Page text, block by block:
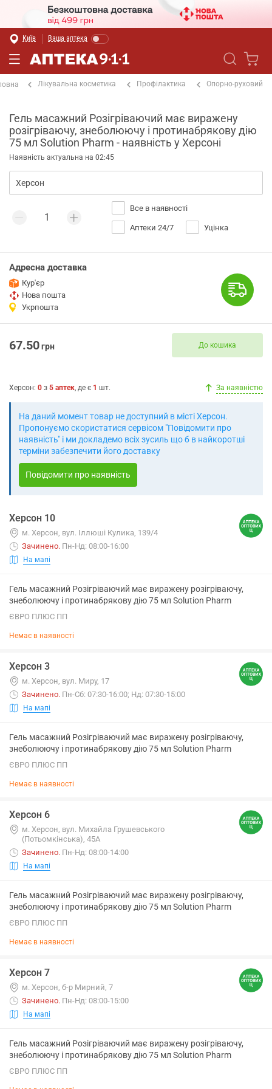
Київ Ваша аптека
Лікувальна косметика Профілактика Опорно-руховий
Гель масажний Розігріваючий має виражену
розігріваючу, знеболюючу і протинабрякову дію
75 мл Solution Pharm - наявність у Херсоні
Наявність актуальна на 02:45
Все в наявності
Аптеки 24/7 Уцінка
Адресна доставка
Кур'єр
Нова пошта
Укрпошта
67.50грн До кошика
Херсон: 0 з 5 аптек, де є 1 шт. За наявністю
На даний момент товар не доступний в місті Херсон.
Пропонуємо скористатися сервісом "Повідомити про
наявність" і ми докладемо всіх зусиль що б в найкоротші
терміни забезпечити його доставку
Повідомити про наявність
Херсон 10
м. Херсон, вул. Іллюші Кулика, 139/4
Зачинено. Пн-Нд: 08:00-16:00
На мапі
Гель масажний Розігріваючий має виражену розігріваючу,
знеболюючу і протинабрякову дію 75 мл Solution Pharm
ЄВРО ПЛЮС ПП
Немає в наявності
Херсон 3
м. Херсон, вул. Миру, 17
Зачинено. Пн-Сб: 07:30-16:00; Нд: 07:30-15:00
На мапі
Гель масажний Розігріваючий має виражену розігріваючу,
знеболюючу і протинабрякову дію 75 мл Solution Pharm
ЄВРО ПЛЮС ПП
Немає в наявності
Херсон 6
м. Херсон, вул. Михайла Грушевського
(Потьомкінська), 45А
Зачинено. Пн-Нд: 08:00-14:00
На мапі
Гель масажний Розігріваючий має виражену розігріваючу,
знеболюючу і протинабрякову дію 75 мл Solution Pharm
ЄВРО ПЛЮС ПП
Немає в наявності
Херсон 7
м. Херсон, б-р Мирний, 7
Зачинено. Пн-Нд: 08:00-15:00
На мапі
Гель масажний Розігріваючий має виражену розігріваючу,
знеболюючу і протинабрякову дію 75 мл Solution Pharm
ЄВРО ПЛЮС ПП